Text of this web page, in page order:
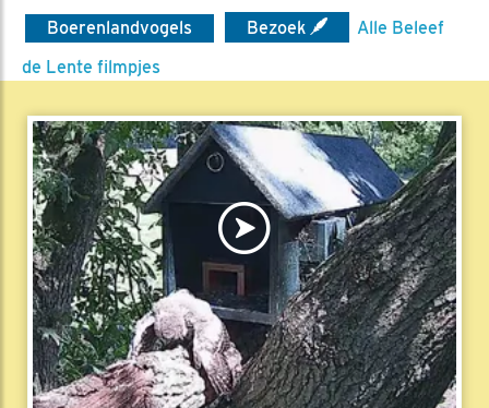
Boerenlandvogels Bezoek
Alle Beleef
de Lente filmpjes